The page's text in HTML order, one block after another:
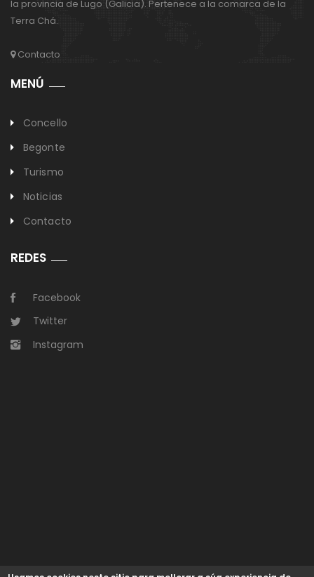
la provincia de Lugo (Galicia). Pertenece a la comarca de la
Terra Chá.
Contacto
MENÚ
Concello
Begonte
Turismo
Noticias
Contacto
REDES
Facebook
Twitter
Instagram